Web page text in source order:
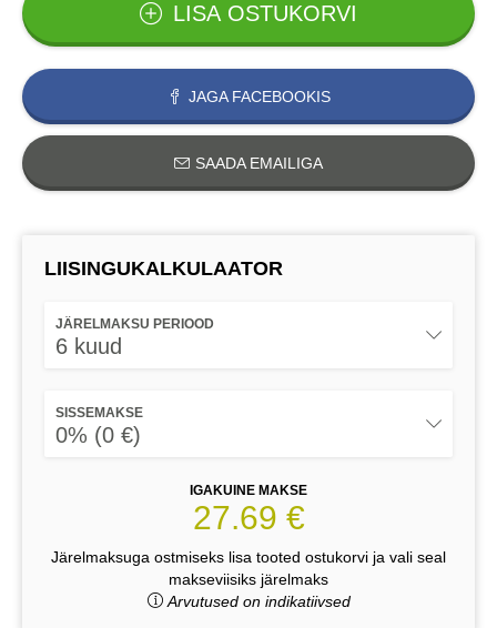
LISA OSTUKORVI
JAGA FACEBOOKIS
SAADA EMAILIGA
LIISINGUKALKULAATOR
JÄRELMAKSU PERIOOD
6 kuud
SISSEMAKSE
0% (0 €)
IGAKUINE MAKSE
27.69 €
Järelmaksuga ostmiseks lisa tooted ostukorvi ja vali seal
makseviisiks järelmaks
Arvutused on indikatiivsed